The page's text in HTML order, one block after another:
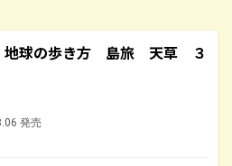
球の歩き方 島旅 天草 ３
発売